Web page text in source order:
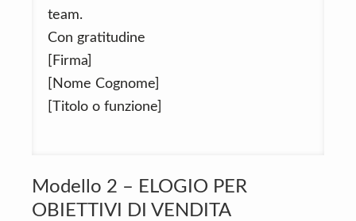
team.
Con gratitudine
[Firma]
[Nome Cognome]
[Titolo o funzione]
Modello 2 – ELOGIO PER
OBIETTIVI DI VENDITA